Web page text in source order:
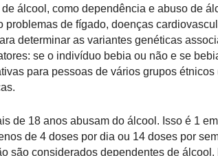
álcool, como dependência e abuso de
de fígado, doenças
determinar as variantes genéticas
se o indivíduo bebia ou não e se
para pessoas de vários grupos
de 18 anos abusam do álcool. Isso é 1
de 4 doses por dia ou 14 doses por
são considerados dependentes de álcool.